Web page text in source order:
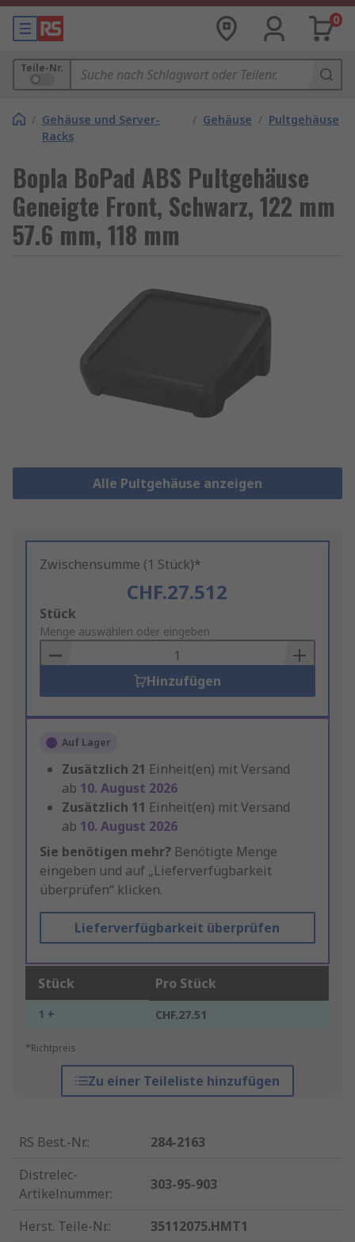
0
Teile-Nr.
/ Gehäuse und Server-
Racks
/ Gehäuse / Pultgehäuse
Bopla BoPad ABS Pultgehäuse
Geneigte Front, Schwarz, 122 mm
57.6 mm, 118 mm
Alle Pultgehäuse anzeigen
Zwischensumme (1 Stück)*
CHF.27.512
Add
to
Basket
Stück
Menge auswählen oder eingeben
Hinzufügen
Auf Lager
Zusätzlich 21 Einheit(en) mit Versand
ab 10. August 2026
Zusätzlich 11 Einheit(en) mit Versand
ab 10. August 2026
Sie benötigen mehr? Benötigte Menge
eingeben und auf „Lieferverfügbarkeit
überprüfen“ klicken.
Lieferverfügbarkeit überprüfen
Stück Pro Stück
1 + CHF.27.51
*Richtpreis
Zu einer Teileliste hinzufügen
RS Best.-Nr.:
284-2163
Distrelec-
Artikelnummer:
303-95-903
Herst. Teile-Nr.:
35112075.HMT1